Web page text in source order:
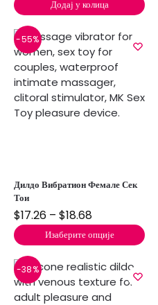
Додај у колица
-55%
Дилдо Вибратион Фемале Сек
Тои
$17.26 – $18.68
Изаберите опције
-38%